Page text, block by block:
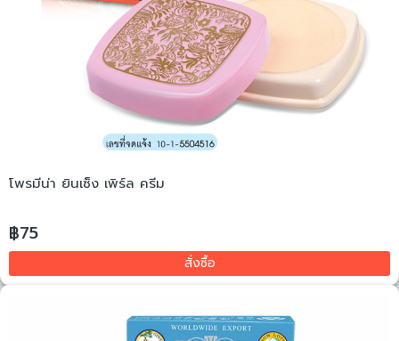
โพรมีน่า ยินเซ็ง เพิร์ล ครีม
฿75
สั่งซื้อ